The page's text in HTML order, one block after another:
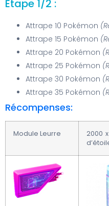
Étape 1/2 :
Attrape 10 Pokémon
Attrape 15 Pokémon
Attrape 20 Pokémon
Attrape 25 Pokémon
Attrape 30 Pokémon
Attrape 35 Pokémon
Récompenses:
Module Leurre
2000